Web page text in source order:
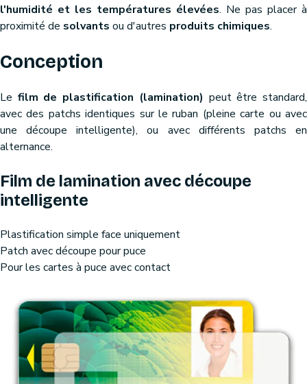
l'humidité et les températures élevées. Ne pas placer à
proximité de solvants ou d'autres produits chimiques.
Conception
Le film de plastification (lamination) peut être standard,
avec des patchs identiques sur le ruban (pleine carte ou avec
une découpe intelligente), ou avec différents patchs en
alternance.
Film de lamination avec découpe
intelligente
Plastification simple face uniquement
Patch avec découpe pour puce
Pour les cartes à puce avec contact